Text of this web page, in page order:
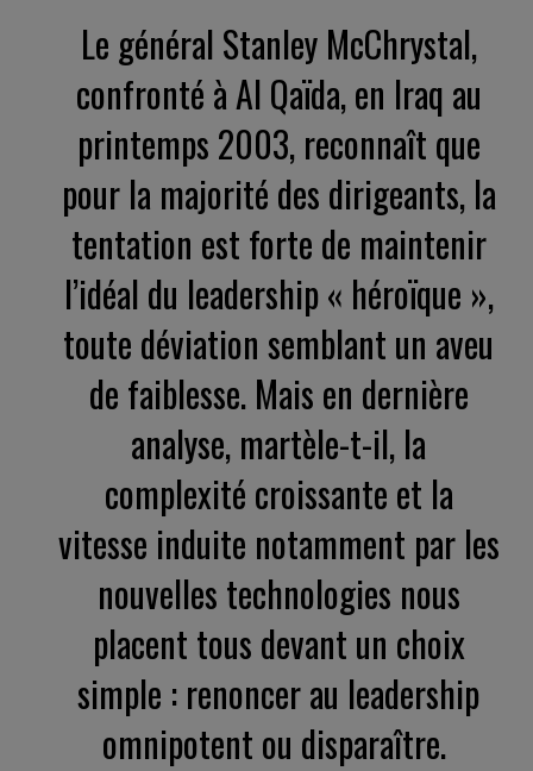
Le général Stanley McChrystal,
confronté à Al Qaïda, en Iraq au
printemps 2003, reconnaît que
pour la majorité des dirigeants, la
tentation est forte de maintenir
l’idéal du leadership « héroïque »,
toute déviation semblant un aveu
de faiblesse. Mais en dernière
analyse, martèle-t-il, la
complexité croissante et la
vitesse induite notamment par les
nouvelles technologies nous
placent tous devant un choix
simple : renoncer au leadership
omnipotent ou disparaître.